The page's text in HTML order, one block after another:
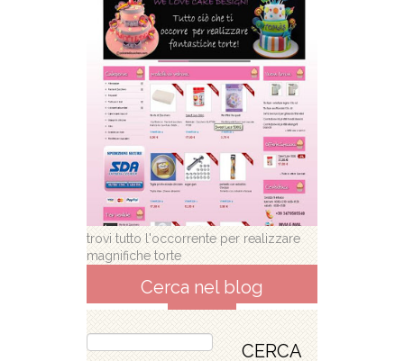
trovi tutto l'occorrente per realizzare
magnifiche torte
Cerca nel blog